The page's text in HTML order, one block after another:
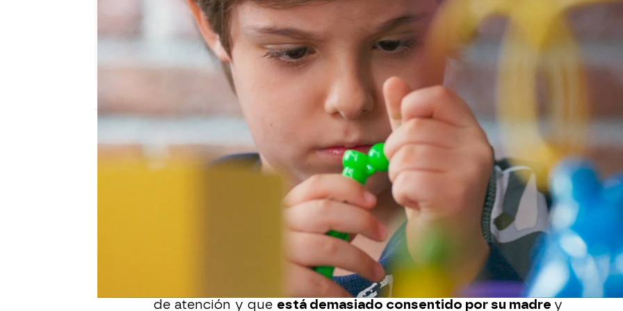
Madrid
Publicado:08 de noviembre de 2021, 18:28
WhatsappFacebook
X
es la nuera de Bárbara y no se lleva bien con ella .
Piensan de forma diferente y Bárbara siempre pensó que su
hijo Eduardo merecía algo más.El hijo de ambos es Tadeo, un
chaval introvertido con algunos problemas de conducta y de
Eduardo siempre ha pensado que su hijo solo sufre de déficit
de atención y que está demasiado consentido por su madre y